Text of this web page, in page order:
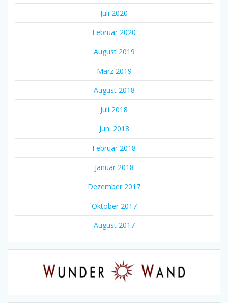
Juli 2020
Februar 2020
August 2019
März 2019
August 2018
Juli 2018
Juni 2018
Februar 2018
Januar 2018
Dezember 2017
Oktober 2017
August 2017